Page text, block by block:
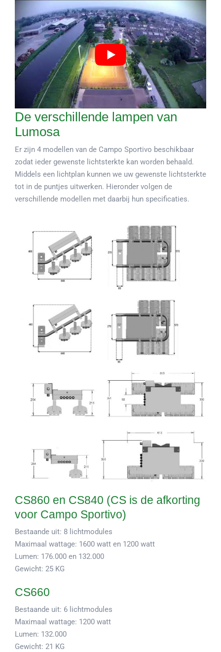
De verschillende lampen van
Lumosa
Er zijn 4 modellen van de Campo Sportivo beschikbaar
zodat ieder gewenste lichtsterkte kan worden behaald.
Middels een lichtplan kunnen we uw gewenste lichtsterkte
tot in de puntjes uitwerken. Hieronder volgen de
verschillende modellen met daarbij hun specificaties.
CS860 en CS840 (CS is de afkorting
voor Campo Sportivo)
Bestaande uit: 8 lichtmodules
Maximaal wattage: 1600 watt en 1200 watt
Lumen: 176.000 en 132.000
Gewicht: 25 KG
CS660
Bestaande uit: 6 lichtmodules
Maximaal wattage: 1200 watt
Lumen: 132.000
Gewicht: 21 KG